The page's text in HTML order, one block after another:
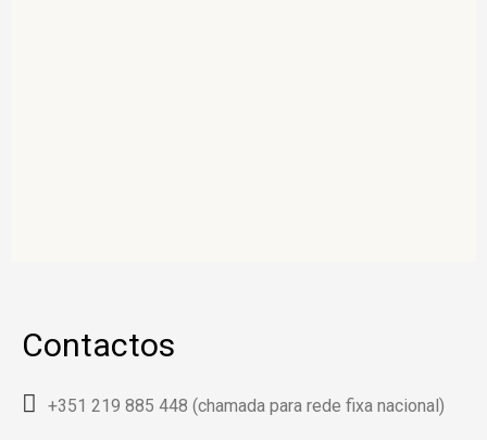
Contactos
+351 219 885 448 (chamada para rede fixa nacional)